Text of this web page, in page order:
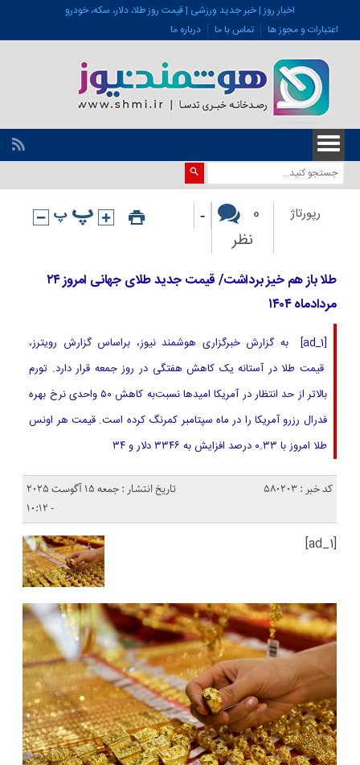
اخبار روز | خبر جدید ورزشی | قیمت روز طلا، دلار، سکه، خودرو
اعتبارات و مجوز ها
تماس با ما درباره ما
رپورتاژ
0
نظر
-
طلا باز هم خیز برداشت/ قیمت جدید طلای جهانی امروز ۲۴
مردادماه ۱۴۰۴
[ad_1] به گزارش خبرگزاری هوشمند نیوز، براساس گزارش رویترز،
قیمت طلا در آستانه یک کاهش هفتگی در روز جمعه قرار دارد. تورم
بالاتر از حد انتظار در آمریکا امیدها نسبت‌به کاهش ۵۰ واحدی نرخ بهره
فدرال رزرو آمریکا را در ماه سپتامبر کمرنگ کرده است. قیمت هر اونس
طلا امروز با ۰.۳۳ درصد افزایش به ۳۳۴۶ دلار و ۳۴
کد خبر : 580203
تاریخ انتشار : جمعه 15 آگوست 2025
- 10:12
[ad_1]